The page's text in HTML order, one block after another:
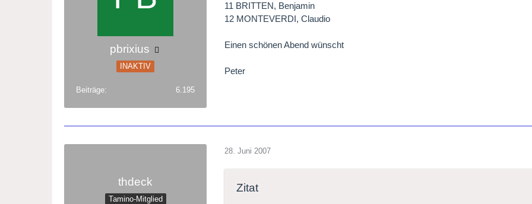
pbrixius
INAKTIV
Beiträge 6.195
11 BRITTEN, Benjamin
12 MONTEVERDI, Claudio
Einen schönen Abend wünscht
Peter
thdeck
Tamino-Mitglied
28. Juni 2007
Zitat